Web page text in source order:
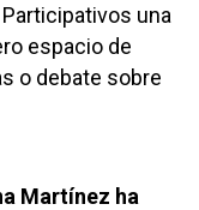
una
espacio de
o debate sobre
Martínez ha